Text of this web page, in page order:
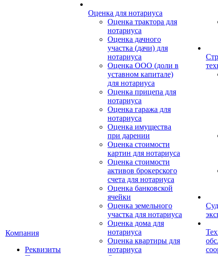
Компания
Реквизиты
Оценка для нотариуса
Оценка трактора для
нотариуса
Оценка дачного
участка (дачи) для
нотариуса
Оценка ООО (доли в
уставном капитале)
для нотариуса
Оценка прицепа для
нотариуса
Оценка гаража для
нотариуса
Оценка имущества
при дарении
Оценка стоимости
картин для нотариуса
Оценка стоимости
активов брокерского
счета для нотариуса
Оценка банковской
ячейки
Оценка земельного
участка для нотариуса
Оценка дома для
нотариуса
Оценка квартиры для
нотариуса